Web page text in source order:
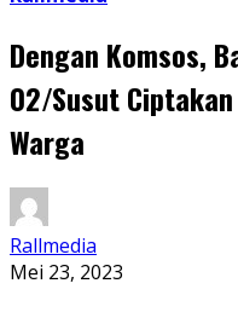
Dengan Komsos,
02/Susut
Warga
Rallmedia
Mei 23, 2023